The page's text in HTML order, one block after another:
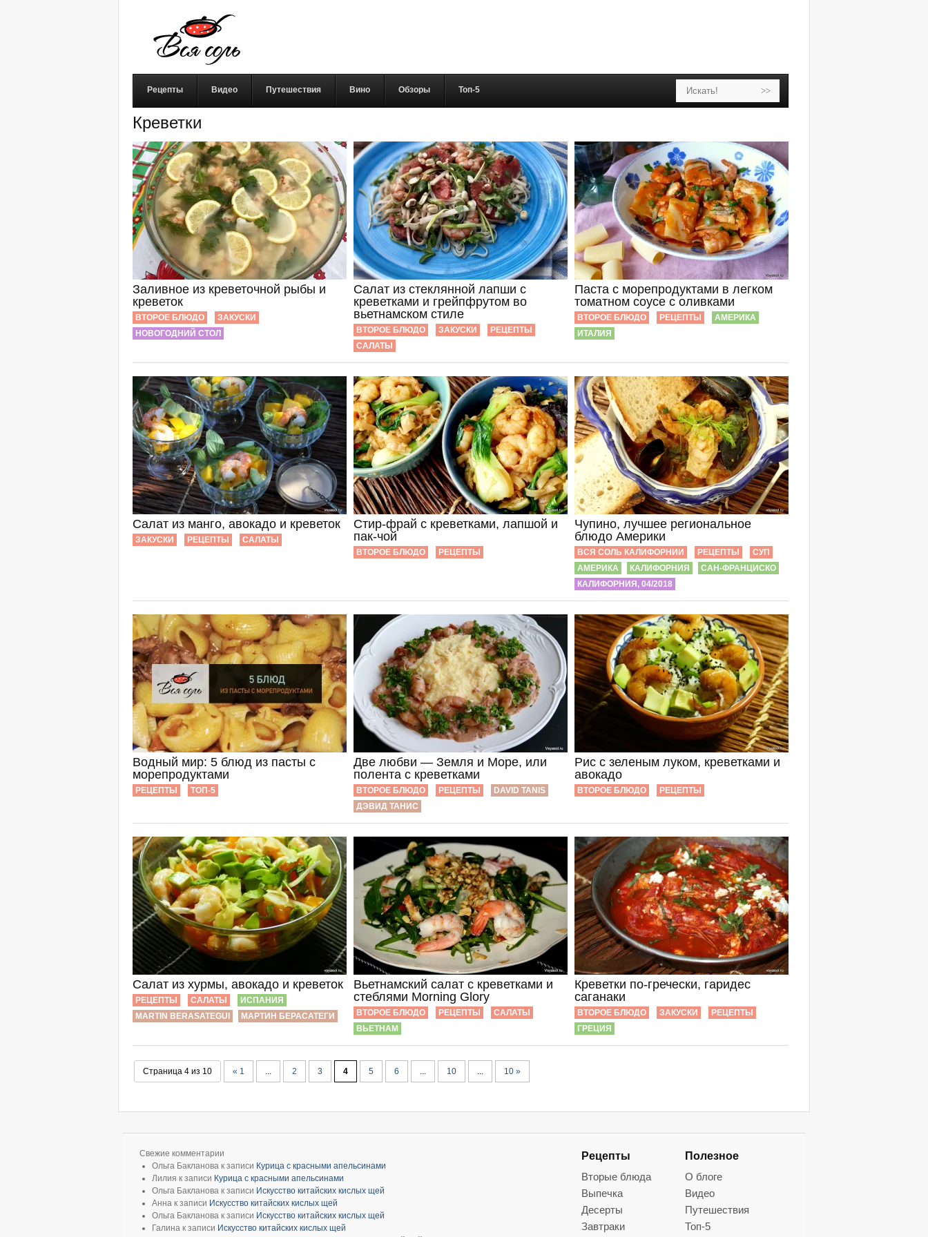
Рецепты Видео Путешествия Вино Обзоры Топ-5
Креветки
Заливное из креветочной рыбы и
креветок
ВТОРОЕ БЛЮДО
ЗАКУСКИ
НОВОГОДНИЙ СТОЛ
Салат из стеклянной лапши с
креветками и грейпфрутом во
вьетнамском стиле
ВТОРОЕ БЛЮДО ЗАКУСКИ
РЕЦЕПТЫ
САЛАТЫ
Паста с морепродуктами в легком
томатном соусе с оливками
ВТОРОЕ БЛЮДО РЕЦЕПТЫ
АМЕРИКА
ИТАЛИЯ
Салат из манго, авокадо и креветок
ЗАКУСКИ РЕЦЕПТЫ САЛАТЫ
Стир-фрай с креветками, лапшой и
пак-чой
ВТОРОЕ БЛЮДО РЕЦЕПТЫ
Чупино, лучшее региональное
блюдо Америки
ВСЯ СОЛЬ КАЛИФОРНИИ РЕЦЕПТЫ
СУП
АМЕРИКА
КАЛИФОРНИЯ
САН-ФРАНЦИСКО
КАЛИФОРНИЯ, 04/2018
Водный мир: 5 блюд из пасты с
морепродуктами
РЕЦЕПТЫ ТОП-5
Две любви — Земля и Море, или
полента с креветками
ВТОРОЕ БЛЮДО РЕЦЕПТЫ
DAVID TANIS
ДЭВИД ТАНИС
Рис с зеленым луком, креветками и
авокадо
ВТОРОЕ БЛЮДО РЕЦЕПТЫ
Салат из хурмы, авокадо и креветок
РЕЦЕПТЫ САЛАТЫ
ИСПАНИЯ
MARTIN BERASATEGUI
МАРТИН БЕРАСАТЕГИ
Вьетнамский салат c креветками и
стеблями Morning Glory
ВТОРОЕ БЛЮДО РЕЦЕПТЫ
САЛАТЫ
ВЬЕТНАМ
Креветки по-гречески, гаридес
саганаки
ВТОРОЕ БЛЮДО ЗАКУСКИ
РЕЦЕПТЫ
ГРЕЦИЯ
Страница 4 из 10 « 1 ... 2 3 4 5 6 ... 10 ... 10 »
Свежие комментарии
Ольга Бакланова к записи Курица с красными апельсинами
Лилия к записи Курица с красными апельсинами
Ольга Бакланова к записи Искусство китайских кислых щей
Анна к записи Искусство китайских кислых щей
Ольга Бакланова к записи Искусство китайских кислых щей
Галина к записи Искусство китайских кислых щей
Рецепты
Вторые блюда
Выпечка
Десерты
Завтраки
Полезное
О блоге
Видео
Путешествия
Топ-5